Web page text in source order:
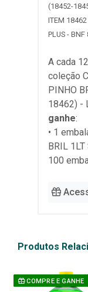
(18452-
ITEM 18462
PLUS - BNF
A cada
coleção
PINHO
18462) -
ganhe:
• 1
BRIL
100
Produtos
COMPRE E GANHE